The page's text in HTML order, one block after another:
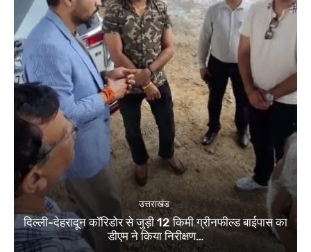
उत्तराखंड
दिल्ली-देहरादून कॉरिडोर से जुड़ी 12 किमी ग्रीनफील्ड बाईपास का
डीएम ने किया निरीक्षण…